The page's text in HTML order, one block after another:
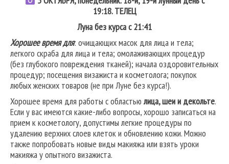
19:18.ТЕЛЕЦ
Луна без курса с 21:41
Хорошее время для: очищающих масок для лица и тела;
легкого скраба для лица и тела; омолаживающих процедур
(без глубокого повреждения тканей); начала оздоровительных
процедур; посещения визажиста и косметолога; покупок
любых женских товаров (не при Луне без курса!).
Хорошее время для работы с областью лица, шеи и декольте.
Если у вас имеются какие-либо вопросы, хорошо записаться на
прием к косметологу, допустимы легкие процедуры по
удалению верхних слоев клеток и обновлению кожи. Можно
также попробовать новые виды макияжа или взять уроки
макияжа у опытного визажиста.